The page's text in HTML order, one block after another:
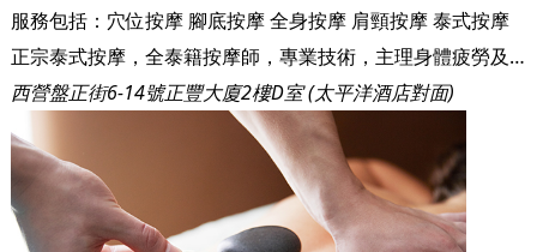
服務包括： 穴位按摩 腳底按摩全身按摩 肩頸按摩泰式按摩
正宗泰式按摩，全泰籍按摩師，專業技術，主理身體疲勞及痛症。
西營盤正街6-14號正豐大廈2樓D室 (太平洋酒店對面)